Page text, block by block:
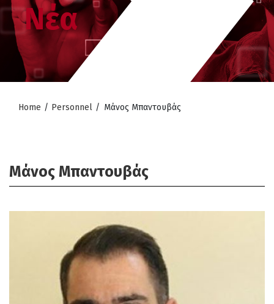
Νέα
Home / Personnel / Μάνος Μπαντουβάς
Μάνος Μπαντουβάς